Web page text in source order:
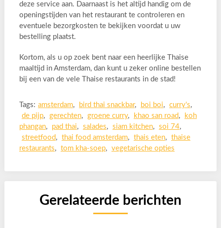
deze service aan. Daarnaast is het altijd handig om de
openingstijden van het restaurant te controleren en
eventuele bezorgkosten te bekijken voordat u uw
bestelling plaatst.
Kortom, als u op zoek bent naar een heerlijke Thaise
maaltijd in Amsterdam, dan kunt u zeker online bestellen
bij een van de vele Thaise restaurants in de stad!
Tags: amsterdam, bird thai snackbar, boi boi, curry's,
de pijp, gerechten, groene curry, khao san road,
koh
phangan, pad thai, salades, siam kitchen, soi 74,
streetfood, thai food amsterdam, thais eten, thaise
restaurants, tom kha-soep, vegetarische opties
Gerelateerde berichten